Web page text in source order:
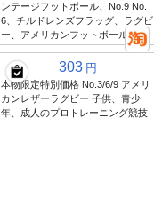
ンテージフットボール、No.9 No.
6、チルドレンズフラッグ、ラグビ
ー、アメリカンフットボール
303 円
本物限定特別価格 No.3/6/9 アメリ
カンレザーラグビー 子供、青少
年、成人のプロトレーニング競技